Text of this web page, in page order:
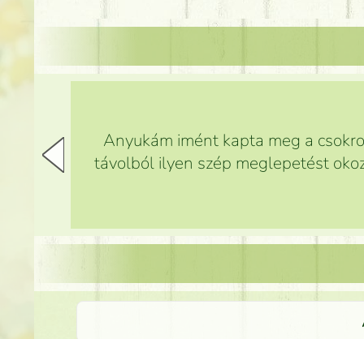
Anyukám imént kapta meg a
távolból ilyen szép meglepetést